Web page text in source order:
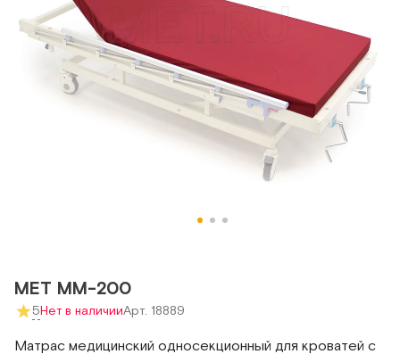
МЕТ ММ-200
5Нет в наличииАрт. 18889
Матрас медицинский односекционный для кроватей с